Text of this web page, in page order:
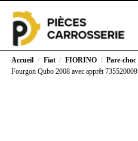
Accueil Fiat FIORINO Pare-choc
Fourgon Qubo 2008 avec apprêt 735520009